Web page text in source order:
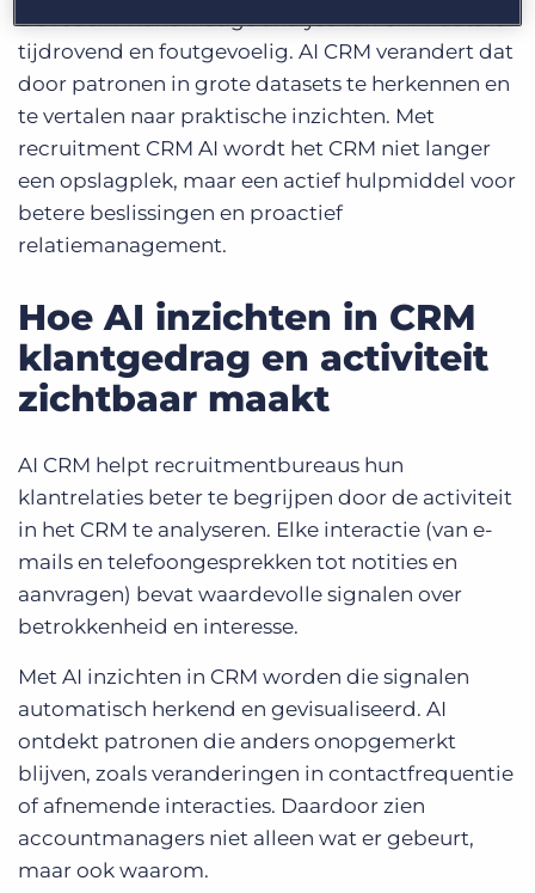
De reden? Handmatige analyse van CRM-data is
tijdrovend en foutgevoelig. AI CRM verandert dat
door patronen in grote datasets te herkennen en
te vertalen naar praktische inzichten. Met
recruitment CRM AI wordt het CRM niet langer
een opslagplek, maar een actief hulpmiddel voor
betere beslissingen en proactief
relatiemanagement.
Hoe AI inzichten in CRM
klantgedrag en activiteit
zichtbaar maakt
AI CRM helpt recruitmentbureaus hun
klantrelaties beter te begrijpen door de activiteit
in het CRM te analyseren. Elke interactie (van e-
mails en telefoongesprekken tot notities en
aanvragen) bevat waardevolle signalen over
betrokkenheid en interesse.
Met AI inzichten in CRM worden die signalen
automatisch herkend en gevisualiseerd. AI
ontdekt patronen die anders onopgemerkt
blijven, zoals veranderingen in contactfrequentie
of afnemende interacties. Daardoor zien
accountmanagers niet alleen wat er gebeurt,
maar ook waarom.